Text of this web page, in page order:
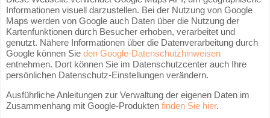
Informationen visuell darzustellen. Bei der Nutzung von Google
Maps werden von Google auch Daten über die Nutzung der
Kartenfunktionen durch Besucher erhoben, verarbeitet und
genutzt. Nähere Informationen über die Datenverarbeitung durch
Google können Sie den Google-Datenschutzhinweisen
entnehmen. Dort können Sie im Datenschutzcenter auch Ihre
persönlichen Datenschutz-Einstellungen verändern.
Ausführliche Anleitungen zur Verwaltung der eigenen Daten im
Zusammenhang mit Google-Produkten finden Sie hier.